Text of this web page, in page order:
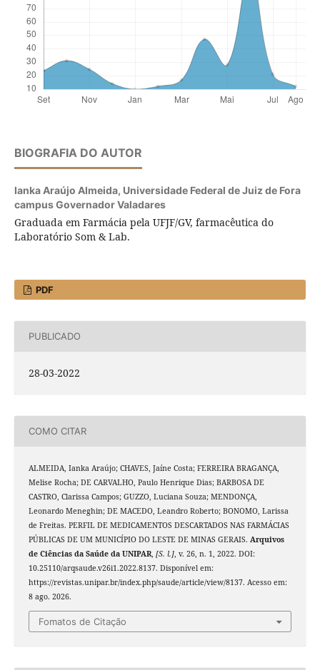
BIOGRAFIA DO AUTOR
Ianka Araújo Almeida, Universidade Federal de Juiz de Fora
campus Governador Valadares
Graduada em Farmácia pela UFJF/GV, farmacêutica do
Laboratório Som & Lab.
PDF
PUBLICADO
28-03-2022
COMO CITAR
ALMEIDA, Ianka Araújo; CHAVES, Jaíne Costa; FERREIRA BRAGANÇA,
Melise Rocha; DE CARVALHO, Paulo Henrique Dias; BARBOSA DE
CASTRO, Clarissa Campos; GUZZO, Luciana Souza; MENDONÇA,
Leonardo Meneghin; DE MACEDO, Leandro Roberto; BONOMO, Larissa
de Freitas. PERFIL DE MEDICAMENTOS DESCARTADOS NAS FARMÁCIAS
PÚBLICAS DE UM MUNICÍPIO DO LESTE DE MINAS GERAIS. Arquivos
de Ciências da Saúde da UNIPAR, [S. l.], v. 26, n. 1, 2022. DOI:
10.25110/arqsaude.v26i1.2022.8137. Disponível em:
https://revistas.unipar.br/index.php/saude/article/view/8137. Acesso em:
8 ago. 2026.
Fomatos de Citação